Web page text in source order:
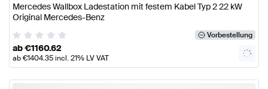
Mercedes Wallbox Ladestation mit festem Kabel Typ 2 22 kW
Original Mercedes-Benz
Vorbestellung
ab€1160.62
ab€1404.35incl. 21% LV VAT